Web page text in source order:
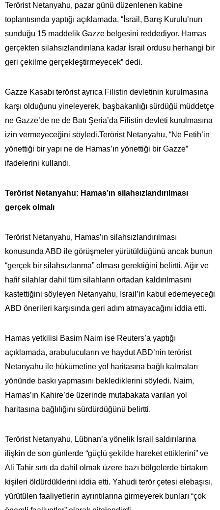
Terörist Netanyahu, pazar günü düzenlenen kabine
toplantısında yaptığı açıklamada, “İsrail, Barış Kurulu’nun
sunduğu 15 maddelik Gazze belgesini reddediyor. Hamas
gerçekten silahsızlandırılana kadar İsrail ordusu herhangi bir
geri çekilme gerçekleştirmeyecek” dedi.
Gazze Kasabı terörist ayrıca Filistin devletinin kurulmasına
karşı olduğunu yineleyerek, başbakanlığı sürdüğü müddetçe
ne Gazze’de ne de Batı Şeria’da Filistin devleti kurulmasına
izin vermeyeceğini söyledi.Terörist Netanyahu, “Ne Fetih’in
yönettiği bir yapı ne de Hamas’ın yönettiği bir Gazze”
ifadelerini kullandı.
Terörist Netanyahu: Hamas’ın silahsızlandırılması
gerçek olmalı
Terörist Netanyahu, Hamas’ın silahsızlandırılması
konusunda ABD ile görüşmeler yürütüldüğünü ancak bunun
“gerçek bir silahsızlanma” olması gerektiğini belirtti. Ağır ve
hafif silahlar dahil tüm silahların ortadan kaldırılmasını
kastettiğini söyleyen Netanyahu, İsrail’in kabul edemeyeceği
ABD önerileri karşısında geri adım atmayacağını iddia etti.
Hamas yetkilisi Basim Naim ise Reuters’a yaptığı
açıklamada, arabulucuların ve haydut ABD’nin terörist
Netanyahu ile hükümetine yol haritasına bağlı kalmaları
yönünde baskı yapmasını beklediklerini söyledi. Naim,
Hamas’ın Kahire’de üzerinde mutabakata varılan yol
haritasına bağlılığını sürdürdüğünü belirtti.
Terörist Netanyahu, Lübnan’a yönelik İsrail saldırılarına
ilişkin de son günlerde “güçlü şekilde hareket ettiklerini” ve
Ali Tahir sırtı da dahil olmak üzere bazı bölgelerde birtakım
kişileri öldürdüklerini iddia etti. Yahudi terör çetesi elebaşısı,
yürütülen faaliyetlerin ayrıntılarına girmeyerek bunları “çok